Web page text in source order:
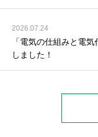
2026.07.24
「電気の仕組みと電
しました！